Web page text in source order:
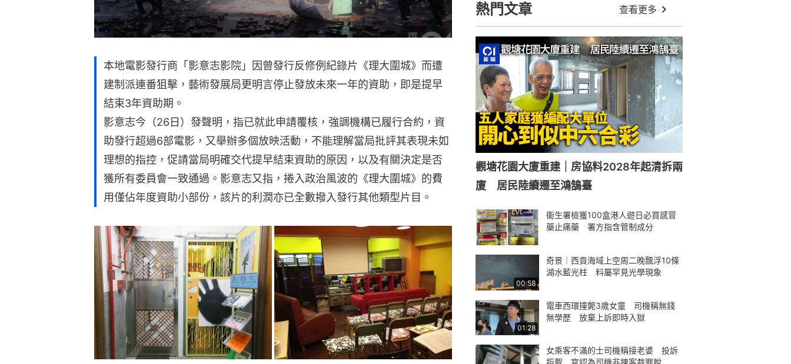
本地電影發行商「影意志影院」因曾發行反修例紀錄片《理大圍城》而遭
建制派連番狙擊，藝術發展局更明言停止發放未來一年的資助，即是提早
結束3年資助期。
影意志今（26日）發聲明，指已就此申請覆核，強調機構已履行合約，資
助發行超過6部電影，又舉辦多個放映活動，不能理解當局批評其表現未如
理想的指控，促請當局明確交代提早結束資助的原因，以及有關決定是否
獲所有委員會一致通過。影意志又指，捲入政治風波的《理大圍城》的費
用僅佔年度資助小部份，該片的利潤亦已全數撥入發行其他類型片目。
熱門文章 查看更多
觀塘花園大廈重建｜房協料2028年起清拆兩
廈 居民陸續遷至鴻鵠臺
衞生署檢獲100盒港人遊日必買感冒
藥止痛藥 署方指含管制成分
00:58
奇景｜西貢海域上空周二晚飄浮10條
湖水藍光柱 料屬罕見光學現象
01:28
電車西環撞斃3歲女童 司機稱無錢
無學歷 放棄上訴即時入獄
女乘客不滿的士司機稱接老婆 投訴